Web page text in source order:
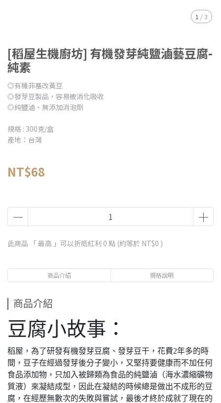
1 /3
[稻屋生機廚坊] 有機發芽純鹽滷藝豆腐-
純素
◎有機非基改黃豆
◎發芽豆製品，容易被消化吸收
◎純鹽滷、無添加消泡劑
規格 : 300克/盒
產地：台灣
NT$68
此商品 「 最高 」可以折抵紅利 0 點 (約等於 NT$0 )
商品介紹 規格說明
商品介紹
豆腐小故事：
稻屋，為了研發有機發芽豆腐、發芽豆干，花費2年多的時
間，豆子在經過發芽後分子變小，又堅持要健康而不加任何
食品添加物，只加入被歸類為食品的純鹽滷（海水濃縮礦物
質液）來凝結成型，因此在凝結的時候總是做出不成形的豆
腐，在經歷無數次的失敗與嘗試，最後才終於成就了現在的